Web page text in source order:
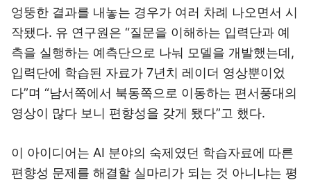
엉뚱한 결과를 내놓는 경우가 여러 차례 나오면서 시
작됐다. 유 연구원은 “질문을 이해하는 입력단과 예
측을 실행하는 예측단으로 나눠 모델을 개발했는데,
입력단에 학습된 자료가 7년치 레이더 영상뿐이었
다”며 “남서쪽에서 북동쪽으로 이동하는 편서풍대의
영상이 많다 보니 편향성을 갖게 됐다”고 했다.
이 아이디어는 AI 분야의 숙제였던 학습자료에 따른
편향성 문제를 해결할 실마리가 되는 것 아니냐는 평